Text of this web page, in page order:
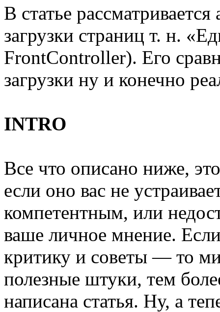
В статье
загрузки страниц т. н.
FrontController). Его
загрузки ну и конечно
INTRO
Все что описано ниже,
если оно вас не
компетентным, или
ваше личное мнение.
критику и советы — то
полезные штуки, тем
написана статья. Ну, а